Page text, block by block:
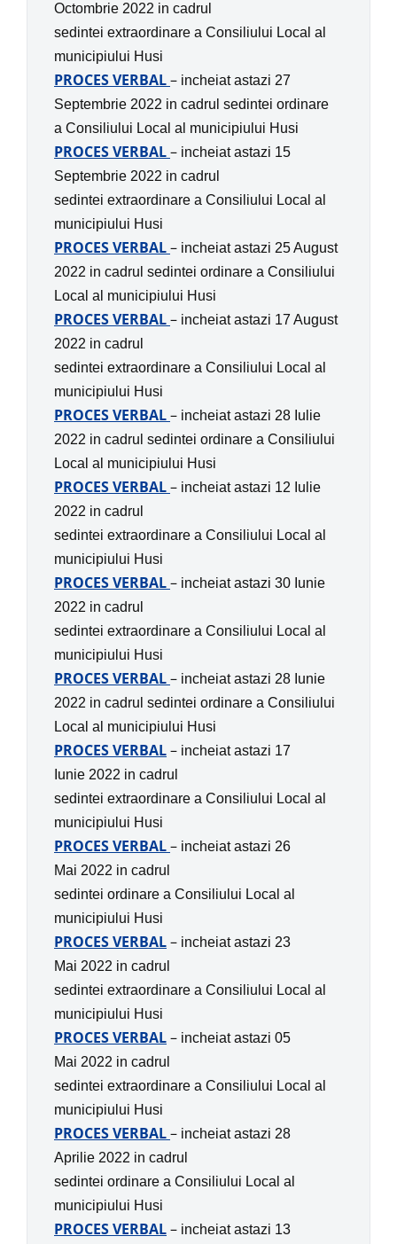
Octombrie 2022 in cadrul
sedintei extraordinare a Consiliului Local al
municipiului Husi
PROCES VERBAL– incheiat astazi 27
Septembrie 2022 in cadrul sedintei ordinare
a Consiliului Local al municipiului Husi
PROCES VERBAL– incheiat astazi 15
Septembrie 2022 in cadrul
sedintei extraordinare a Consiliului Local al
municipiului Husi
PROCES VERBAL– incheiat astazi 25 August
2022 in cadrul sedintei ordinare a Consiliului
Local al municipiului Husi
PROCES VERBAL– incheiat astazi 17 August
2022 in cadrul
sedintei extraordinare a Consiliului Local al
municipiului Husi
PROCES VERBAL– incheiat astazi 28 Iulie
2022 in cadrul sedintei ordinare a Consiliului
Local al municipiului Husi
PROCES VERBAL– incheiat astazi 12 Iulie
2022 in cadrul
sedintei extraordinare a Consiliului Local al
municipiului Husi
PROCES VERBAL– incheiat astazi 30 Iunie
2022 in cadrul
sedintei extraordinare a Consiliului Local al
municipiului Husi
PROCES VERBAL– incheiat astazi 28 Iunie
2022 in cadrul sedintei ordinare a Consiliului
Local al municipiului Husi
PROCES VERBAL– incheiat astazi 17
Iunie 2022 in cadrul
sedintei extraordinare a Consiliului Local al
municipiului Husi
PROCES VERBAL– incheiat astazi 26
Mai 2022 in cadrul
sedintei ordinare a Consiliului Local al
municipiului Husi
PROCES VERBAL– incheiat astazi 23
Mai 2022 in cadrul
sedintei extraordinare a Consiliului Local al
municipiului Husi
PROCES VERBAL– incheiat astazi 05
Mai 2022 in cadrul
sedintei extraordinare a Consiliului Local al
municipiului Husi
PROCES VERBAL– incheiat astazi 28
Aprilie 2022 in cadrul
sedintei ordinare a Consiliului Local al
municipiului Husi
PROCES VERBAL– incheiat astazi 13